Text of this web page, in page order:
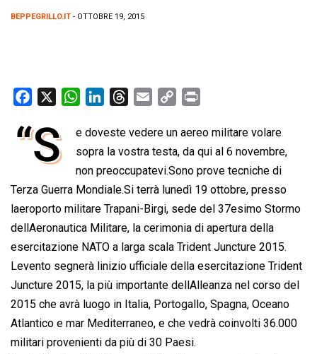
BEPPEGRILLO.IT - OTTOBRE 19, 2015
c
e
o
o
k
W
a
t
s
A
p
p
n
e
d
I
n
r
e
a
d
s
a
i
l
p
y
L
i
n
k
i
n
t
“S
e doveste vedere un aereo militare volare
sopra la vostra testa, da qui al 6 novembre,
non preoccupatevi.Sono prove tecniche di
Terza Guerra Mondiale.Si terrà lunedì 19 ottobre, presso
laeroporto militare Trapani-Birgi, sede del 37esimo Stormo
dellAeronautica Militare, la cerimonia di apertura della
esercitazione NATO a larga scala Trident Juncture 2015.
Levento segnerà linizio ufficiale della esercitazione Trident
Juncture 2015, la più importante dellAlleanza nel corso del
2015 che avrà luogo in Italia, Portogallo, Spagna, Oceano
Atlantico e mar Mediterraneo, e che vedrà coinvolti 36.000
militari provenienti da più di 30 Paesi.